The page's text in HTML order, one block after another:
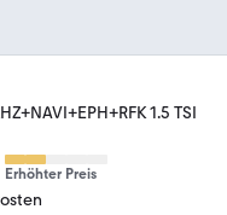
1.5 TSI
Erhöhter Preis